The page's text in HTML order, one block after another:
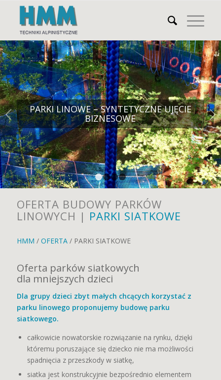
Next
1 2 3 4
PARKI LINOWE – SYNTETYCZNE UJĘCIE
BIZNESOWE
OFERTA BUDOWY PARKÓW
LINOWYCH | PARKI SIATKOWE
HMM / OFERTA/ PARKI SIATKOWE
Oferta parków siatkowych
dla mniejszych dzieci
Dla grupy dzieci zbyt małych chcących korzystać z
parku linowego proponujemy budowę parku
siatkowego.
całkowicie nowatorskie rozwiązanie na rynku, dzięki
któremu poruszające się dziecko nie ma możliwości
spadnięcia z przeszkody w siatkę,
siatka jest konstrukcyjnie bezpośrednio elementem